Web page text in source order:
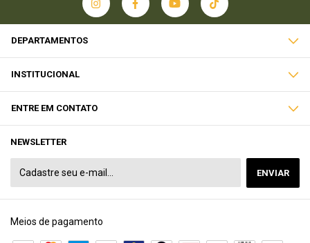
DEPARTAMENTOS
INSTITUCIONAL
ENTRE EM CONTATO
NEWSLETTER
Meios de pagamento